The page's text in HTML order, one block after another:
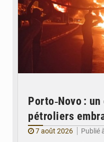
Porto‑Novo :
pétroliers
7 août 2026
Publié